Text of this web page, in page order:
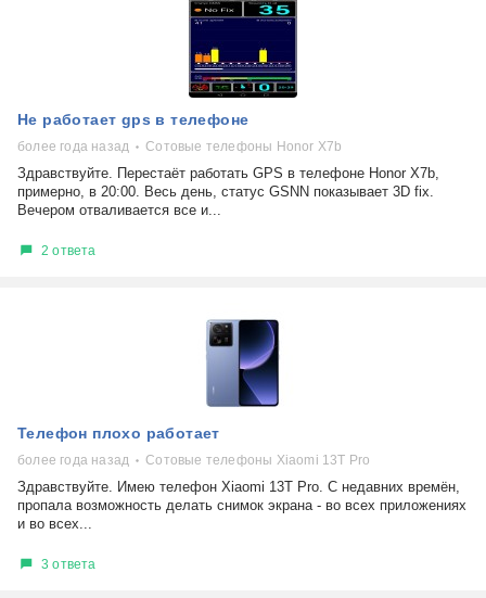
Не работает gps в телефоне
более года назад Сотовые телефоны Honor X7b
Здравствуйте. Перестаёт работать GPS в телефоне Honor X7b,
примерно, в 20:00. Весь день, статус GSNN показывает 3D fix.
Вечером отваливается все и...
2 ответа
Телефон плохо работает
более года назад Сотовые телефоны Xiaomi 13T Pro
Здравствуйте. Имею телефон Xiaomi 13T Pro. С недавних времён,
пропала возможность делать снимок экрана - во всех приложениях
и во всех...
3 ответа